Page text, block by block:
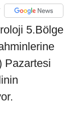
5.Bölge
Pazartesi